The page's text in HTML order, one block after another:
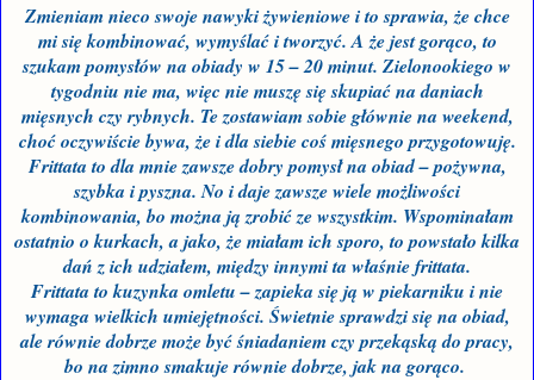
Zmieniam nieco swoje nawyki żywieniowe i to sprawia, że chce
mi się kombinować, wymyślać i tworzyć. A że jest gorąco, to
szukam pomysłów na obiady w 15 – 20 minut. Zielonookiego w
tygodniu nie ma, więc nie muszę się skupiać na daniach
mięsnych czy rybnych. Te zostawiam sobie głównie na weekend,
choć oczywiście bywa, że i dla siebie coś mięsnego przygotowuję.
Frittata to dla mnie zawsze dobry pomysł na obiad – pożywna,
szybka i pyszna. No i daje zawsze wiele możliwości
kombinowania, bo można ją zrobić ze wszystkim. Wspominałam
ostatnio o kurkach, a jako, że miałam ich sporo, to powstało kilka
dań z ich udziałem, między innymi ta właśnie frittata.
Frittata to kuzynka omletu – zapieka się ją w piekarniku i nie
wymaga wielkich umiejętności. Świetnie sprawdzi się na obiad,
ale równie dobrze może być śniadaniem czy przekąską do pracy,
bo na zimno smakuje równie dobrze, jak na gorąco.